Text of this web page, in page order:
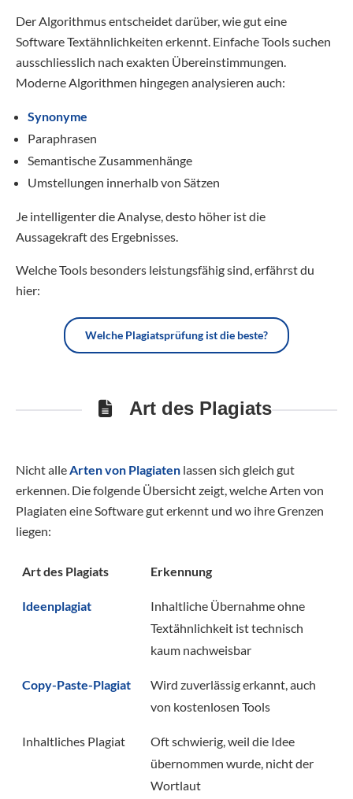
Der Algorithmus entscheidet darüber, wie gut eine
Software Textähnlichkeiten erkennt. Einfache Tools suchen
ausschliesslich nach exakten Übereinstimmungen.
Moderne Algorithmen hingegen analysieren auch:
Synonyme
Paraphrasen
Semantische Zusammenhänge
Umstellungen innerhalb von Sätzen
Je intelligenter die Analyse, desto höher ist die
Aussagekraft des Ergebnisses.
Welche Tools besonders leistungsfähig sind, erfährst du
hier:
Welche Plagiatsprüfung ist die beste?
Art des Plagiats
Nicht alleArten von Plagiaten lassen sich gleich gut
erkennen. Die folgende Übersicht zeigt, welche Arten von
Plagiaten eine Software gut erkennt und wo ihre Grenzen
liegen:
Art des Plagiats Erkennung
Ideenplagiat
Inhaltliche Übernahme ohne
Textähnlichkeit ist technisch
kaum nachweisbar
Copy-Paste-Plagiat
Wird zuverlässig erkannt, auch
von kostenlosen Tools
Inhaltliches Plagiat
Oft schwierig, weil die Idee
übernommen wurde, nicht der
Wortlaut